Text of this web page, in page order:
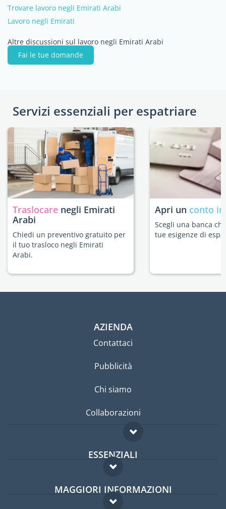
Trovare lavoro negli Emirati Arabi
Lavoro negli Emirati
Altre discussioni sul lavoro negli Emirati Arabi
Fai le tue domande
Servizi essenziali per espatriare
Traslocare negli Emirati
Arabi
Chiedi un preventivo gratuito per
il tuo trasloco negli Emirati
Arabi.
Apri un conto
Scegli una banca
tue esigenze di
AZIENDA
Contattaci
Pubblicità
Chi siamo
Collaborazioni
ESSENZIALI
Forum per expat
Guida per expat
MAGGIORI INFORMAZIONI
Domande frequenti